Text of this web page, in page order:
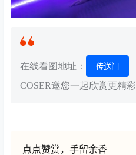
在线看图地址： 传送门
COSER邀您一起欣赏更精
点点赞赏，手留余香